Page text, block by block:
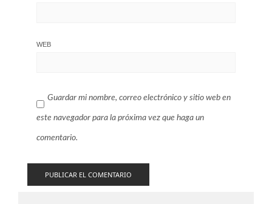
WEB
Guardar mi nombre, correo electrónico y sitio web en
este navegador para la próxima vez que haga un
comentario.